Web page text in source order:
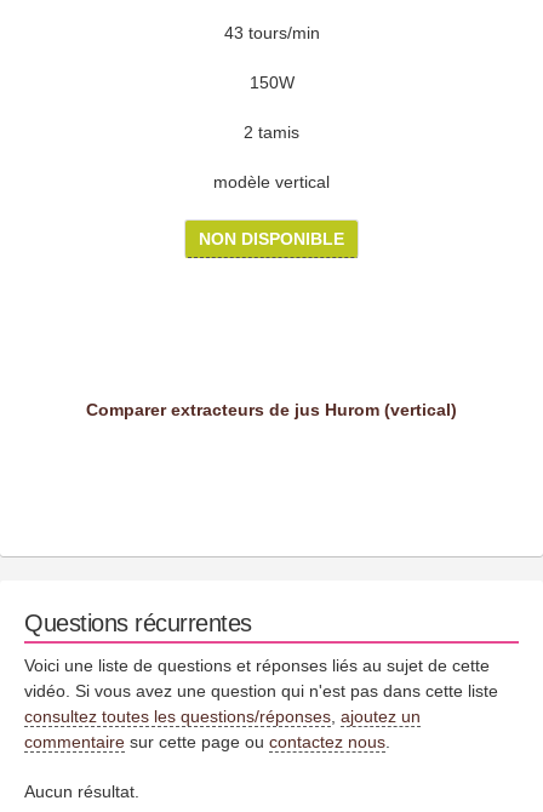
43 tours/min
150W
2 tamis
modèle vertical
NON DISPONIBLE
Comparer extracteurs de jus Hurom (vertical)
Questions récurrentes
Voici une liste de questions et réponses liés au sujet de cette
vidéo. Si vous avez une question qui n'est pas dans cette liste
consultez toutes les questions/réponses ajoutez un
commentaire sur cette page ou contactez nous
Aucun résultat.